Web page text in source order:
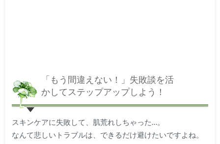
「もう間違えない！」失敗談を活
かしてステップアップしよう！
スキンケアに失敗して、肌荒れしちゃった…。
なんて悲しいトラブルは、できるだけ避けたいですよね。